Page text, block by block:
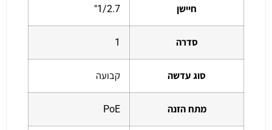
חיישן 1/2.7"
סדרה 1
סוג עדשה קבועה
מתח הזנה PoE